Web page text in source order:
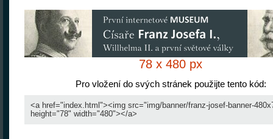
78 x 480 px
Pro vložení do svých stránek použijte tento kód: